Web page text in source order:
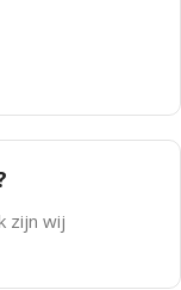
zijn wij